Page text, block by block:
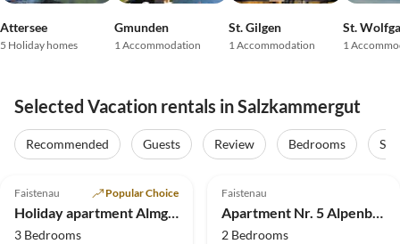
Attersee
5 Holiday homes
Gmunden
1 Accommodation
St. Gilgen
1 Accommodation
St.
1
Selected Vacation rentals in Salzkammergut
Recommended Guests Review Bedrooms
Faistenau Popular Choice
Holiday apartment Almgut
3 Bedrooms
Faistenau
Apartment Nr. 5 Alpenblick
2 Bedrooms